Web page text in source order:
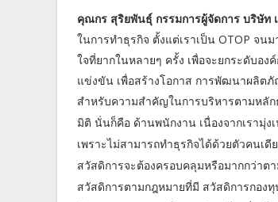
คุณกร สุริยพันธุ์ กรรมการผู้จัดการ บริษัท
ในการทำธุรกิจ ตั้งแต่เราเป็น OTOP จ
ใจที่ยากในหลายๆ ครั้ง เพื่อจะยกระดับอ
แข่งขัน เพื่อสร้างโอกาส การพัฒนาผลิตภั
สำหรับความสำคัญในการบริหารตามหลัก
มิติ นั่นก็คือ ด้านพนักงาน เนื่องจากเรามุ่ง
เพราะไม่สามารถทำธุรกิจได้ด้วยตัวคนเ
สวัสดิการจะต้องครอบคลุมหรือมากกว่าต
สวัสดิการตามกฎหมายที่มี สวัสดิการกอง